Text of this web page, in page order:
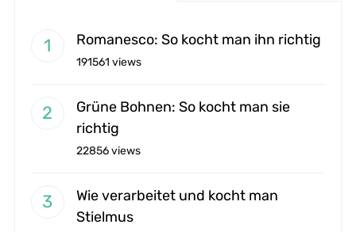
Romanesco: So kocht man ihn richtig
191561 views
Grüne Bohnen: So kocht man sie
richtig
22856 views
Wie verarbeitet und kocht man
Stielmus